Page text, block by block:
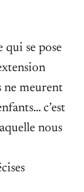
se pose
ne meurent
c’est
nous